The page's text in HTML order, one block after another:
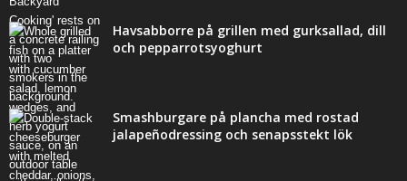
Havsabborre på grillen med gurksallad, dill
och pepparrotsyoghurt
Smashburgare på plancha med rostad
jalapeñodressing och senapsstekt lök